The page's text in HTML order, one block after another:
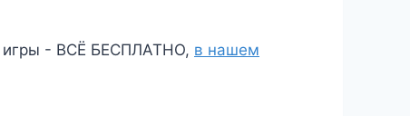
игры - ВСЁ БЕСПЛАТНО, в нашем